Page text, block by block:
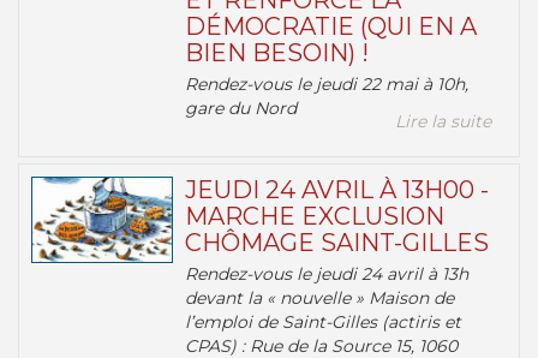
DÉMOCRATIE (QUI EN A
BIEN BESOIN) !
Rendez-vous le jeudi 22 mai à 10h,
gare du Nord
Lire la suite
JEUDI 24 AVRIL À 13H00 -
MARCHE EXCLUSION
CHÔMAGE SAINT-GILLES
Rendez-vous le jeudi 24 avril à 13h
devant la « nouvelle » Maison de
l’emploi de Saint-Gilles (actiris et
CPAS) : Rue de la Source 15, 1060